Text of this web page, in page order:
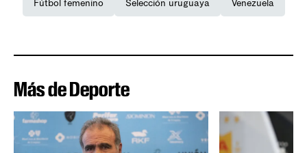
Fútbol femenino Selección uruguaya Venezuela
Más de Deporte